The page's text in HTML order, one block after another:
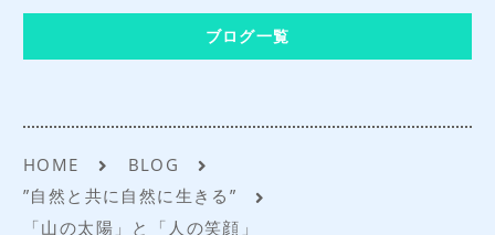
ブログ一覧
HOME
BLOG
”自然と共に自然に生きる”
「山の太陽」と「人の笑顔」